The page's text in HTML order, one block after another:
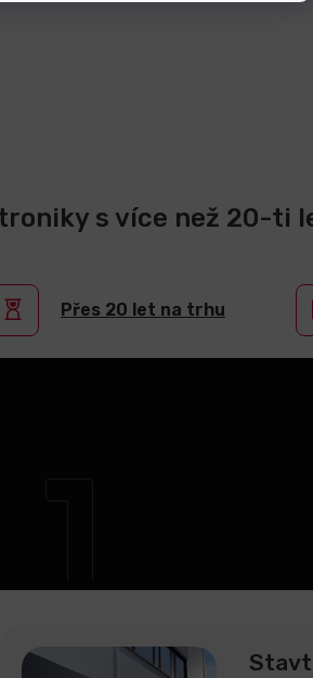
s více než 20-ti
Přes 20 let na trhu